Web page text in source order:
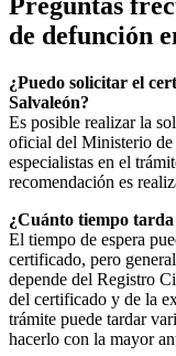
de defunción
¿Puedo solicitar el
Salvaleón?
Es posible realizar la
oficial del Ministerio de
especialistas en el
recomendación es
¿Cuánto tiempo
El tiempo de espera
certificado, pero
depende del Registro
del certificado y de la
trámite puede tardar
hacerlo con la mayor